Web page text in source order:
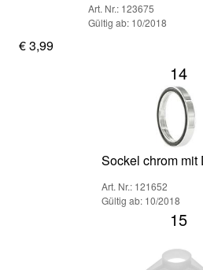
Art. Nr.: 123675
Gültig ab: 10/2018
€ 3,99
14
Sockel chrom mit
Art. Nr.: 121652
Gültig ab: 10/2018
15